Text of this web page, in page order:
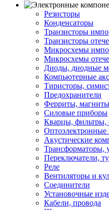
Резисторы
Конденсаторы
Транзисторы
Транзисторы
Микросхемы
Микросхемы
Диоды, диодные
Компьютерные
Тиристоры,
Предохранители
Ферриты,
Силовые приборы
Кварцы, фильтры,
Оптоэлектронные
Акустические
Трансформаторы,
Переключатели,
Реле
Вентиляторы и
Соединители
Установочные
Кабели, провода